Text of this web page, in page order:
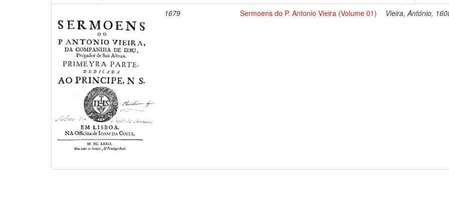
1679
Sermoens do P. Antonio Vieira (Volume 01) Vieira, António,